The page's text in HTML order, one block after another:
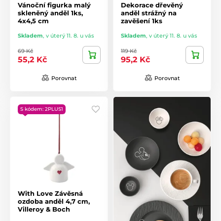
Vánoční figurka malý
skleněný anděl 1ks,
4x4,5 cm
Skladem, v úterý 11. 8. u vás
69 Kč
55,2 Kč
Porovnat
Dekorace dřevěný
anděl strážný na
zavěšení 1ks
Skladem, v úterý 11. 8. u vás
119 Kč
95,2 Kč
Porovnat
S kódem: 2PLUS1
With Love Závěsná
ozdoba anděl 4,7 cm,
Villeroy & Boch